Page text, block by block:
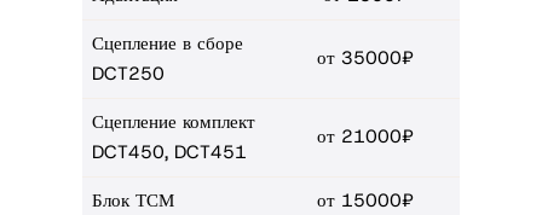
Сцепление в сборе
DCT250
от 35000₽
Сцепление комплект
DCT450, DCT451
от 21000₽
Блок ТСМ
от 15000₽